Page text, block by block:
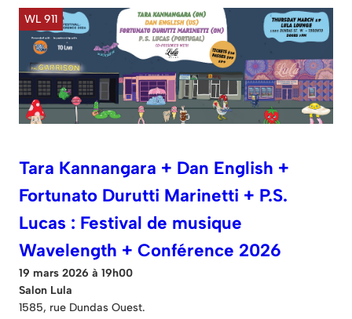
WL 911
Tara Kannangara + Dan English +
Fortunato Durutti Marinetti + P.S.
Lucas : Festival de musique
Wavelength + Conférence 2026
19 mars 2026 à 19h00
Salon Lula
1585, rue Dundas Ouest.